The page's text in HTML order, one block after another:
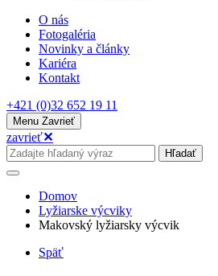
O nás
Fotogaléria
Novinky a články
Kariéra
Kontakt
+421 (0)32 652 19 11
Menu Zavrieť
zavrieť✕
Hľadať
Domov
Lyžiarske výcviky
Makovský lyžiarsky výcvik
Späť